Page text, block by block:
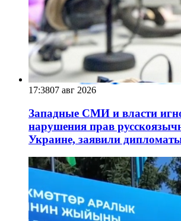
17:3807 авг 2026
Западные СМИ и власти
нарушения прав
Украине, заявили